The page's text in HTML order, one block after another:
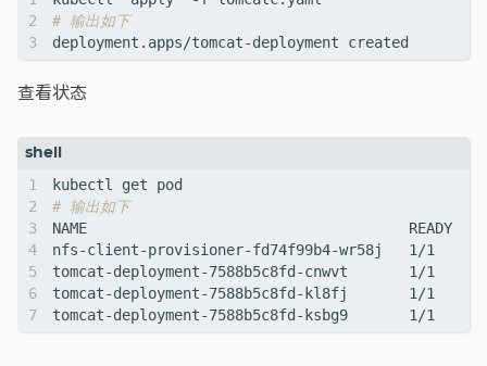
# 输出如下
查看状态
4
6
7
# 输出如下
nfs-client-provisioner-fd74f99b4-wr58j   1/1
tomcat-deployment-7588b5c8fd-cnwvt       1/1
tomcat-deployment-7588b5c8fd-kl8fj       1/1
tomcat-deployment-7588b5c8fd-ksbg9       1/1